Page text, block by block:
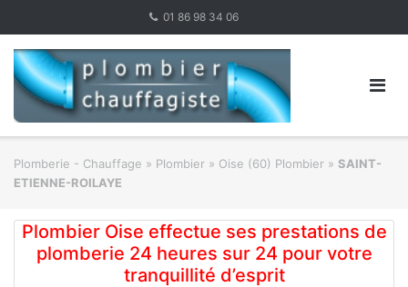
content
01 86 98 34 06
Plomberie - Chauffage » Plombier » Oise (60) Plombier » SAINT-
ETIENNE-ROILAYE
Plombier Oise effectue ses prestations de
plomberie 24 heures sur 24 pour votre
tranquillité d’esprit